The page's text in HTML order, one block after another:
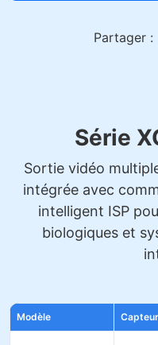
Partager :
Série
Sortie vidéo
intégrée avec
intelligent ISP
biologiques et
Modèle